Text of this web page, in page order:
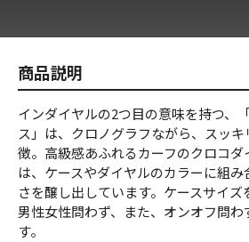
商品説明
インダイヤルの2つ目の意味を持つ、
ス」は、クロノグラフながら、スッ
徴。高級感あふれるカーフのクロコ
は、ケースやダイヤルのカラーに組
さを醸し出しています。ケースサイズ
男性女性問わず、また、オンオフ問わ
す。